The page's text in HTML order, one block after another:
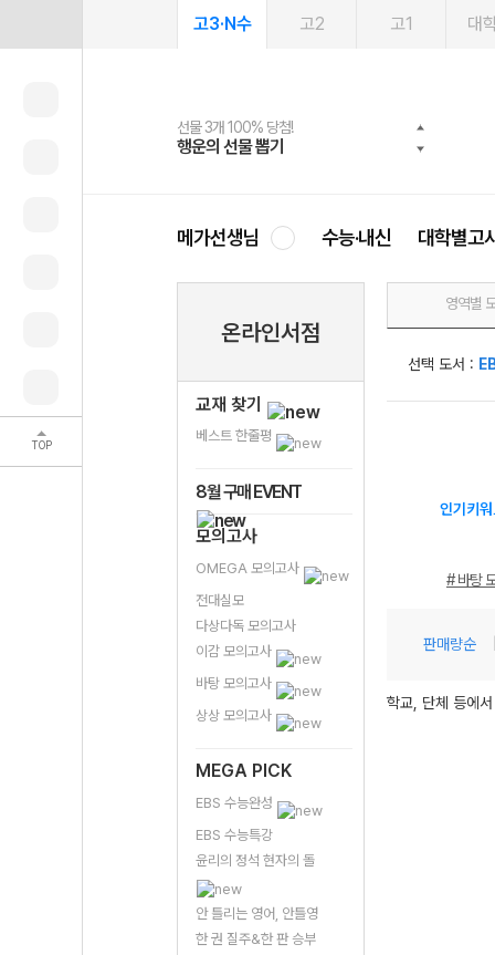
TOP
고3·N수 고2 고1 대
선물 3개 100% 당첨!
행운의 선물 뽑기
선물 100% 증정!
메가스터디 X 올리브
여름방학 스터디 캐시백
메가런 썸머스쿨
2027 러셀 단과
강사 공개선발
스마트러닝앱
설문 EVENT
메가패스
3일 무료 체험권
메가패스 수강생 무료혜택!
메가클럽 멤버십
사회공헌 캠페인
희망이룸 메가나눔
메가선생님 수능·내신 대학별고
온라인서점
교재 찾기
베스트 한줄평
8월 구매 EVENT
모의고사
OMEGA 모의고사
전대실모
다상다독 모의고사
이감 모의고사
바탕 모의고사
상상 모의고사
MEGA PICK
EBS 수능완성
EBS 수능특강
윤리의 정석 현자의 돌
안 틀리는 영어, 안틀영
한 권 질주&한 판 승부
영역별
선택 도서 :
인기키
# 바탕
판매량순
학교, 단체 등에